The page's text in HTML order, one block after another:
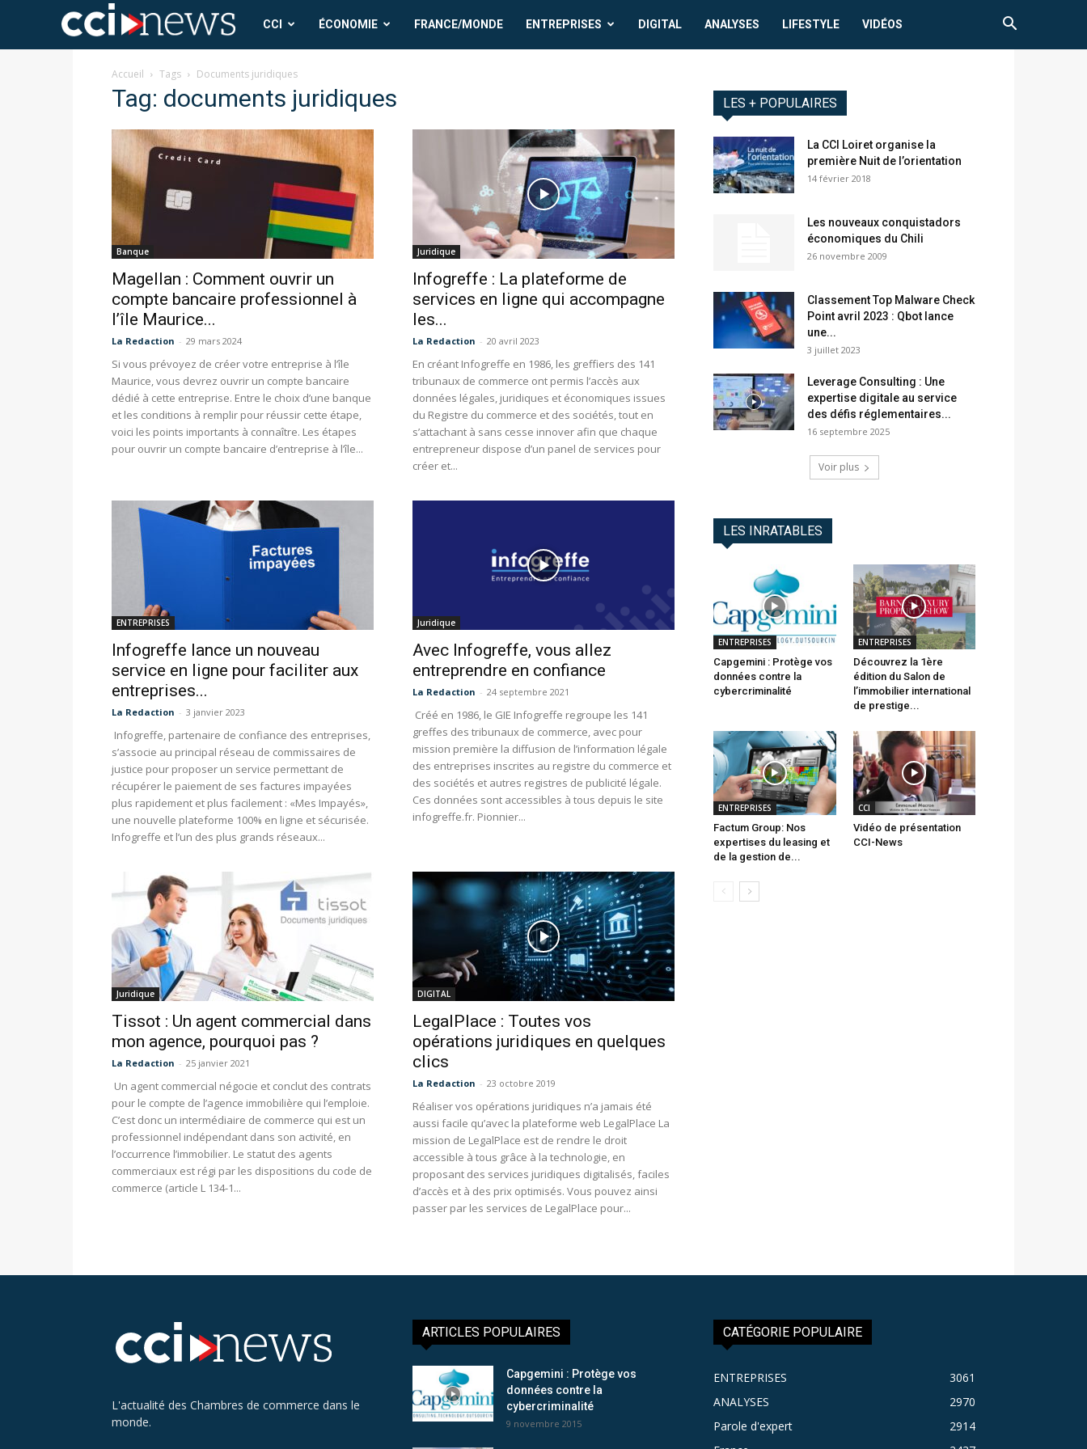
CCI
News
CCI ÉCONOMIE FRANCE/MONDE ENTREPRISES DIGITAL ANALYSES LIFESTYLE VIDÉOS
Accueil Tags Documents juridiques
Tag: documents juridiques
Banque
Magellan : Comment ouvrir un
compte bancaire professionnel à
l’île Maurice...
La Redaction - 29 mars 2024
Si vous prévoyez de créer votre entreprise à l’île
Maurice, vous devrez ouvrir un compte bancaire
dédié à cette entreprise. Entre le choix d’une banque
et les conditions à remplir pour réussir cette étape,
voici les points importants à connaître. Les étapes
pour ouvrir un compte bancaire d’entreprise à l’île...
Juridique
Infogreffe : La plateforme de
services en ligne qui accompagne
les...
La Redaction - 20 avril 2023
En créant Infogreffe en 1986, les greffiers des 141
tribunaux de commerce ont permis l’accès aux
données légales, juridiques et économiques issues
du Registre du commerce et des sociétés, tout en
s’attachant à sans cesse innover afin que chaque
entrepreneur dispose d’un panel de services pour
créer et...
ENTREPRISES
Infogreffe lance un nouveau
service en ligne pour faciliter aux
entreprises...
La Redaction - 3 janvier 2023
Infogreffe, partenaire de confiance des entreprises,
s’associe au principal réseau de commissaires de
justice pour proposer un service permettant de
récupérer le paiement de ses factures impayées
plus rapidement et plus facilement : «Mes Impayés»,
une nouvelle plateforme 100% en ligne et sécurisée.
Infogreffe et l’un des plus grands réseaux...
Juridique
Avec Infogreffe, vous allez
entreprendre en confiance
La Redaction - 24 septembre 2021
Créé en 1986, le GIE Infogreffe regroupe les 141
greffes des tribunaux de commerce, avec pour
mission première la diffusion de l’information légale
des entreprises inscrites au registre du commerce et
des sociétés et autres registres de publicité légale.
Ces données sont accessibles à tous depuis le site
infogreffe.fr. Pionnier...
Juridique
Tissot : Un agent commercial dans
mon agence, pourquoi pas ?
La Redaction - 25 janvier 2021
Un agent commercial négocie et conclut des contrats
pour le compte de l’agence immobilière qui l’emploie.
C’est donc un intermédiaire de commerce qui est un
professionnel indépendant dans son activité, en
l’occurrence l’immobilier. Le statut des agents
commerciaux est régi par les dispositions du code de
commerce (article L 134-1...
DIGITAL
LegalPlace : Toutes vos
opérations juridiques en quelques
clics
La Redaction - 23 octobre 2019
Réaliser vos opérations juridiques n’a jamais été
aussi facile qu’avec la plateforme web LegalPlace La
mission de LegalPlace est de rendre le droit
accessible à tous grâce à la technologie, en
proposant des services juridiques digitalisés, faciles
d’accès et à des prix optimisés. Vous pouvez ainsi
passer par les services de LegalPlace pour...
LES + POPULAIRES
La CCI Loiret organise la
première Nuit de l’orientation
14 février 2018
Les nouveaux conquistadors
économiques du Chili
26 novembre 2009
Classement Top Malware Check
Point avril 2023 : Qbot lance
une...
3 juillet 2023
Leverage Consulting : Une
expertise digitale au service
des défis réglementaires...
16 septembre 2025
Voir plus
LES INRATABLES
ENTREPRISES
Capgemini : Protège vos
données contre la
cybercriminalité
ENTREPRISES
Découvrez la 1ère
édition du Salon de
l’immobilier international
de prestige...
ENTREPRISES
Factum Group: Nos
expertises du leasing et
de la gestion de...
CCI
Vidéo de présentation
CCI-News
L'actualité des Chambres de commerce dans le
monde.
ARTICLES POPULAIRES
Capgemini : Protège vos
données contre la
cybercriminalité
9 novembre 2015
CATÉGORIE POPULAIRE
ENTREPRISES
3061
ANALYSES
2970
Parole d'expert
2914